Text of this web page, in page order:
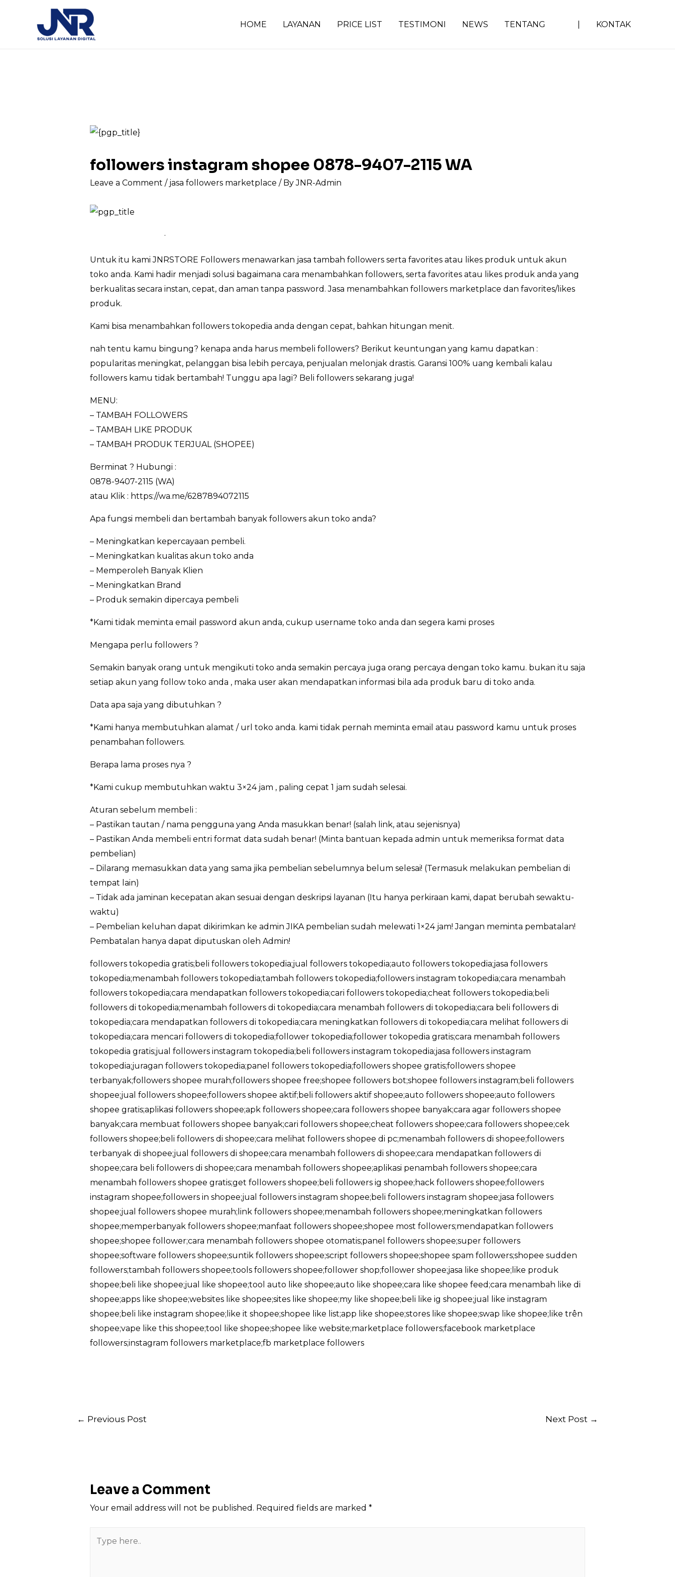
HOME LAYANAN PRICE LIST TESTIMONI NEWS TENTANG KONTAK
followers instagram shopee 0878-9407-2115 WA
Leave a Comment / jasa followers marketplace / ByJNR-Admin
.
Untuk itu kami JNRSTORE Followers menawarkan jasa tambah followers serta favorites atau likes produk untuk akun
toko anda. Kami hadir menjadi solusi bagaimana cara menambahkan followers, serta favorites atau likes produk anda yang
berkualitas secara instan, cepat, dan aman tanpa password. Jasa menambahkan followers marketplace dan favorites/likes
produk.
Kami bisa menambahkan followers tokopedia anda dengan cepat, bahkan hitungan menit.
nah tentu kamu bingung? kenapa anda harus membeli followers? Berikut keuntungan yang kamu dapatkan :
popularitas meningkat, pelanggan bisa lebih percaya, penjualan melonjak drastis. Garansi 100% uang kembali kalau
followers kamu tidak bertambah! Tunggu apa lagi? Beli followers sekarang juga!
MENU:
– TAMBAH FOLLOWERS
– TAMBAH LIKE PRODUK
– TAMBAH PRODUK TERJUAL (SHOPEE)
Berminat ? Hubungi :
0878-9407-2115 (WA)
atau Klik : https://wa.me/6287894072115
Apa fungsi membeli dan bertambah banyak followers akun toko anda?
– Meningkatkan kepercayaan pembeli.
– Meningkatkan kualitas akun toko anda
– Memperoleh Banyak Klien
– Meningkatkan Brand
– Produk semakin dipercaya pembeli
*Kami tidak meminta email password akun anda, cukup username toko anda dan segera kami proses
Mengapa perlu followers ?
Semakin banyak orang untuk mengikuti toko anda semakin percaya juga orang percaya dengan toko kamu. bukan itu saja
setiap akun yang follow toko anda , maka user akan mendapatkan informasi bila ada produk baru di toko anda.
Data apa saja yang dibutuhkan ?
*Kami hanya membutuhkan alamat / url toko anda. kami tidak pernah meminta email atau password kamu untuk proses
penambahan followers.
Berapa lama proses nya ?
*Kami cukup membutuhkan waktu 3×24 jam , paling cepat 1 jam sudah selesai.
Aturan sebelum membeli :
– Pastikan tautan / nama pengguna yang Anda masukkan benar! (salah link, atau sejenisnya)
– Pastikan Anda membeli entri format data sudah benar! (Minta bantuan kepada admin untuk memeriksa format data
pembelian)
– Dilarang memasukkan data yang sama jika pembelian sebelumnya belum selesai! (Termasuk melakukan pembelian di
tempat lain)
– Tidak ada jaminan kecepatan akan sesuai dengan deskripsi layanan (Itu hanya perkiraan kami, dapat berubah sewaktu-
waktu)
– Pembelian keluhan dapat dikirimkan ke admin JIKA pembelian sudah melewati 1×24 jam! Jangan meminta pembatalan!
Pembatalan hanya dapat diputuskan oleh Admin!
followers tokopedia gratis;beli followers tokopedia;jual followers tokopedia;auto followers tokopedia;jasa followers
tokopedia;menambah followers tokopedia;tambah followers tokopedia;followers instagram tokopedia;cara menambah
followers tokopedia;cara mendapatkan followers tokopedia;cari followers tokopedia;cheat followers tokopedia;beli
followers di tokopedia;menambah followers di tokopedia;cara menambah followers di tokopedia;cara beli followers di
tokopedia;cara mendapatkan followers di tokopedia;cara meningkatkan followers di tokopedia;cara melihat followers di
tokopedia;cara mencari followers di tokopedia;follower tokopedia;follower tokopedia gratis;cara menambah followers
tokopedia gratis;jual followers instagram tokopedia;beli followers instagram tokopedia;jasa followers instagram
tokopedia;juragan followers tokopedia;panel followers tokopedia;followers shopee gratis;followers shopee
terbanyak;followers shopee murah;followers shopee free;shopee followers bot;shopee followers instagram;beli followers
shopee;jual followers shopee;followers shopee aktif;beli followers aktif shopee;auto followers shopee;auto followers
shopee gratis;aplikasi followers shopee;apk followers shopee;cara followers shopee banyak;cara agar followers shopee
banyak;cara membuat followers shopee banyak;cari followers shopee;cheat followers shopee;cara followers shopee;cek
followers shopee;beli followers di shopee;cara melihat followers shopee di pc;menambah followers di shopee;followers
terbanyak di shopee;jual followers di shopee;cara menambah followers di shopee;cara mendapatkan followers di
shopee;cara beli followers di shopee;cara menambah followers shopee;aplikasi penambah followers shopee;cara
menambah followers shopee gratis;get followers shopee;beli followers ig shopee;hack followers shopee;followers
instagram shopee;followers in shopee;jual followers instagram shopee;beli followers instagram shopee;jasa followers
shopee;jual followers shopee murah;link followers shopee;menambah followers shopee;meningkatkan followers
shopee;memperbanyak followers shopee;manfaat followers shopee;shopee most followers;mendapatkan followers
shopee;shopee follower;cara menambah followers shopee otomatis;panel followers shopee;super followers
shopee;software followers shopee;suntik followers shopee;script followers shopee;shopee spam followers;shopee sudden
followers;tambah followers shopee;tools followers shopee;follower shop;follower shopee;jasa like shopee;like produk
shopee;beli like shopee;jual like shopee;tool auto like shopee;auto like shopee;cara like shopee feed;cara menambah like di
shopee;apps like shopee;websites like shopee;sites like shopee;my like shopee;beli like ig shopee;jual like instagram
shopee;beli like instagram shopee;like it shopee;shopee like list;app like shopee;stores like shopee;swap like shopee;like trên
shopee;vape like this shopee;tool like shopee;shopee like website;marketplace followers;facebook marketplace
followers;instagram followers marketplace;fb marketplace followers
Post
← Previous Post Next Post →
Leave a Comment
Your email address will not be published. Required fields are marked *
here..